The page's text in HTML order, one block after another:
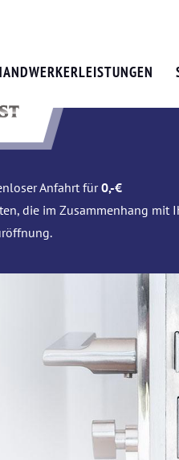
Anfahrt für0,-€
die im Zusammenhang mit